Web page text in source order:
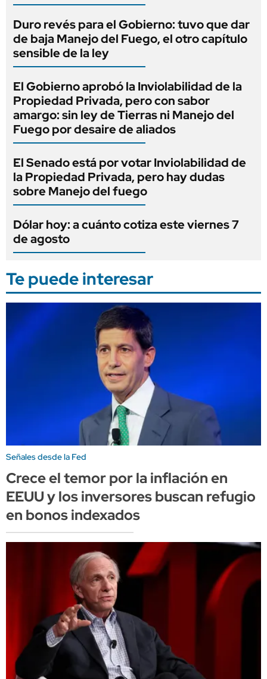
Duro revés para el Gobierno: tuvo que dar
de baja Manejo del Fuego, el otro capítulo
sensible de la ley
El Gobierno aprobó la Inviolabilidad de la
Propiedad Privada, pero con sabor
amargo: sin ley de Tierras ni Manejo del
Fuego por desaire de aliados
El Senado está por votar Inviolabilidad de
la Propiedad Privada, pero hay dudas
sobre Manejo del fuego
Dólar hoy: a cuánto cotiza este viernes 7
de agosto
Te puede interesar
Señales desde la Fed
Crece el temor por la inflación en
EEUU y los inversores buscan refugio
en bonos indexados